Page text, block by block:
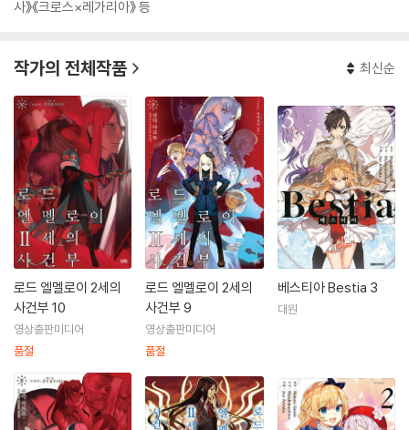
사》《크로스×레가리아》 등
작가의 전체작품 최신순
로드 엘멜로이 2세의
사건부 10
영상출판미디어
품절
로드 엘멜로이 2세의
사건부 9
영상출판미디어
품절
베스티아 Bestia 3
대원